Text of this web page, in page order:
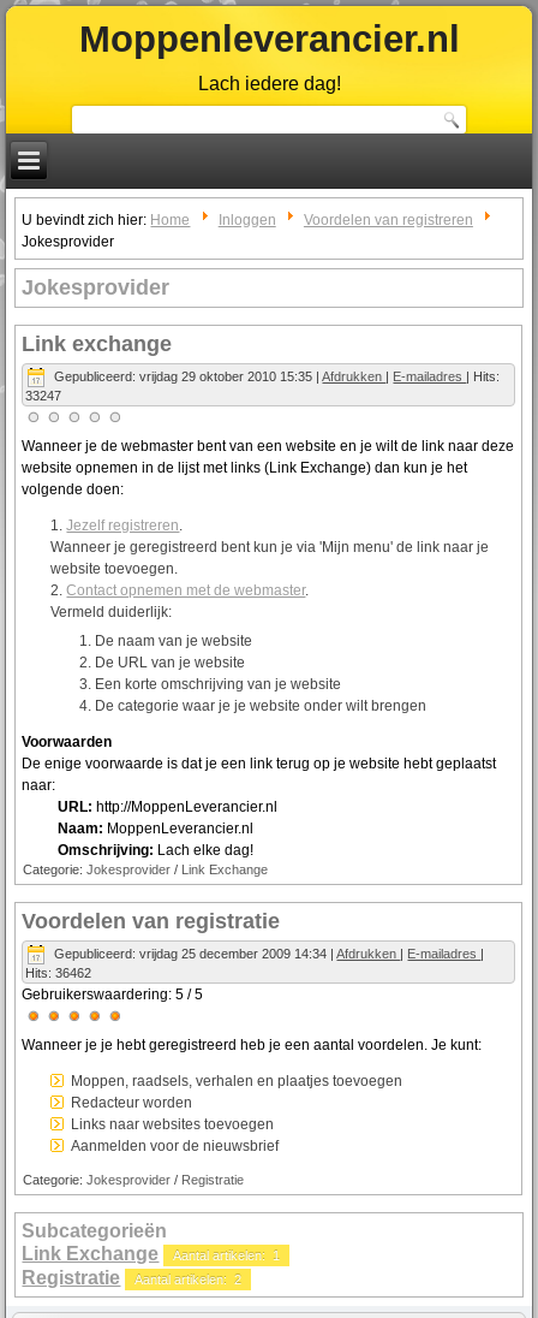
Moppenleverancier.nl
Lach iedere dag!
U bevindt zich hier: Home Inloggen
Voordelen van registreren
Jokesprovider
Jokesprovider
Link exchange
Gepubliceerd: vrijdag 29 oktober 2010 15:35 |Afdrukken | E-mailadres | Hits:
33247
Wanneer je de webmaster bent van een website en je wilt de link naar deze
website opnemen in de lijst met links (Link Exchange) dan kun je het
volgende doen:
Jezelf registreren.
Wanneer je geregistreerd bent kun je via 'Mijn menu' de link naar je
website toevoegen.
Contact opnemen met de webmaster.
Vermeld duiderlijk:
De naam van je website
De URL van je website
Een korte omschrijving van je website
De categorie waar je je website onder wilt brengen
Voorwaarden
De enige voorwaarde is dat je een link terug op je website hebt geplaatst
naar:
URL: http://MoppenLeverancier.nl
Naam: MoppenLeverancier.nl
Omschrijving: Lach elke dag!
Categorie:Jokesprovider / Link Exchange
Voordelen van registratie
Gepubliceerd: vrijdag 25 december 2009 14:34 |Afdrukken | E-mailadres |
Hits: 36462
Gebruikerswaardering:5 /5
Wanneer je je hebt geregistreerd heb je een aantal voordelen. Je kunt:
Moppen, raadsels, verhalen en plaatjes toevoegen
Redacteur worden
Links naar websites toevoegen
Aanmelden voor de nieuwsbrief
Categorie:Jokesprovider / Registratie
Subcategorieën
Link Exchange
Aantal artikelen: 1
Registratie Aantal artikelen: 2